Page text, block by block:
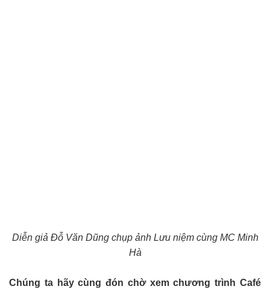
Diễn giả Đỗ Văn Dũng chụp ảnh Lưu niệm cùng MC Minh
Hà
Chúng ta hãy cùng đón chờ xem chương trình Café